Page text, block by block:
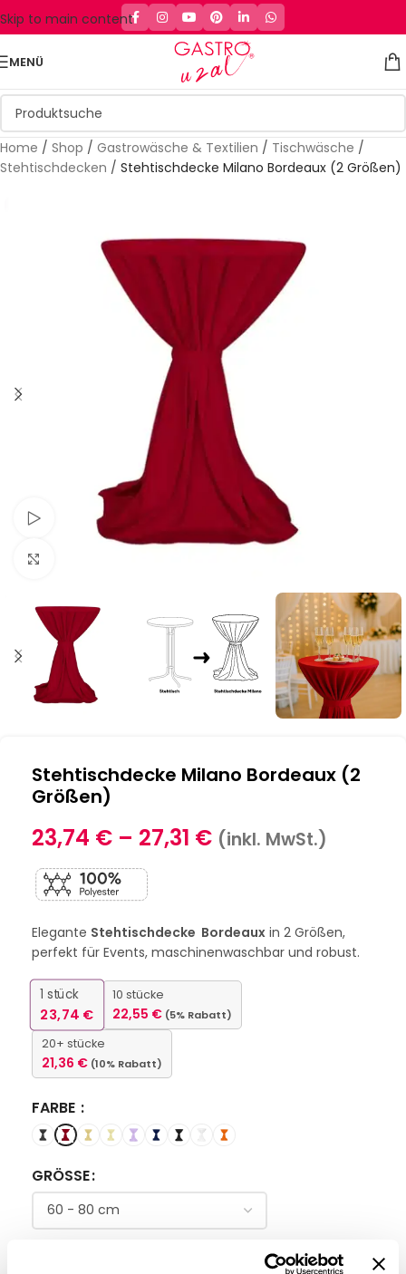
Skip to main content
MENÜ
Home / Shop / Gastrowäsche & Textilien / Tischwäsche /
Stehtischdecken / Stehtischdecke Milano Bordeaux (2 Größen)
Schau Video
Stehtischdecke Milano Bordeaux (2
Größen)
23,74 € – 27,31 € (inkl. MwSt.)
Elegante Stehtischdecke Bordeaux in 2 Größen,
perfekt für Events, maschinenwaschbar und robust.
1 stück
23,74 €
10 stücke
22,55 € (5% Rabatt)
20+ stücke
21,36 € (10% Rabatt)
FARBE
GRÖSSE